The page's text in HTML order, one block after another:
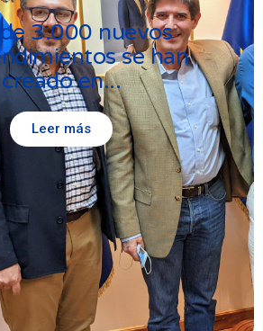
3.000 nuevos
se han
creado en...
Leer más